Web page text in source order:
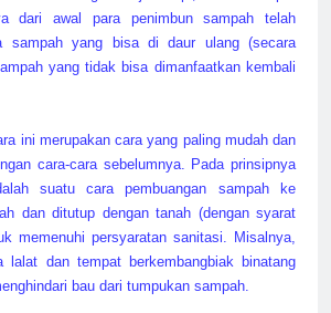
dari awal para penimbun sampah telah
sampah yang bisa di daur ulang (secara
yang tidak bisa dimanfaatkan kembali
ini merupakan cara yang paling mudah dan
cara-cara sebelumnya. Pada prinsipnya
suatu cara pembuangan sampah ke
dan ditutup dengan tanah (dengan syarat
memenuhi persyaratan sanitasi. Misalnya,
lalat dan tempat berkembangbiak binatang
bau dari tumpukan sampah.